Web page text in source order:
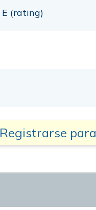
E (rating)
Registrarse